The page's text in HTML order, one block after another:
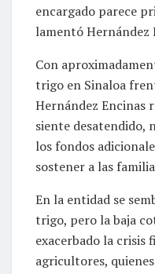
encargado parece
lamentó Hernández
Con
trigo en Sinaloa
Hernández Encinas
siente desatendido,
los fondos
sostener a las
En la entidad se
trigo, pero la baja
exacerbado la crisis
agricultores,